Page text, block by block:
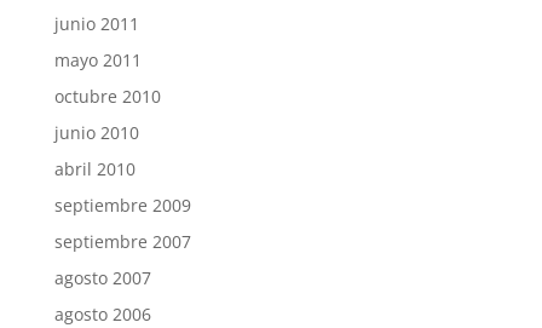
junio 2011
mayo 2011
octubre 2010
junio 2010
abril 2010
septiembre 2009
septiembre 2007
agosto 2007
agosto 2006